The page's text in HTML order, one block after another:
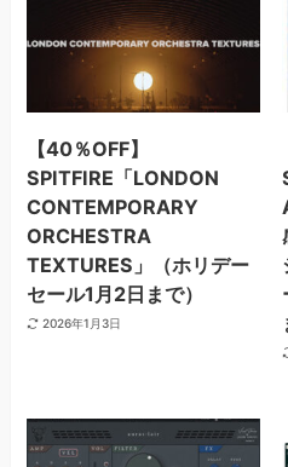
【40％OFF】
SPITFIRE「LONDON
CONTEMPORARY
ORCHESTRA
TEXTURES」（ホリデー
セール1月2日まで）
2026年1月3日